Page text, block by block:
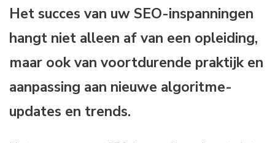
Het succes van uw SEO-inspanningen
hangt niet alleen af ​​van een opleiding,
maar ook van voortdurende praktijk en
aanpassing aan nieuwe algoritme-
updates en trends.